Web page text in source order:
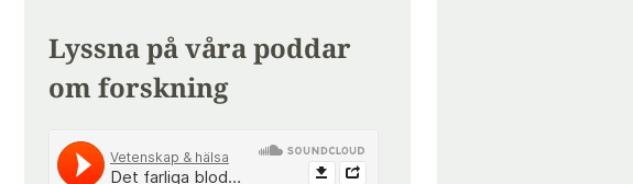
Lyssna på våra poddar
om forskning